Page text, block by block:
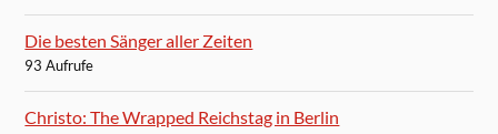
Die besten Sänger aller Zeiten
93 Aufrufe
Christo: The Wrapped Reichstag in Berlin